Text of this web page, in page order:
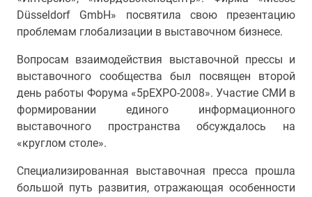
Düsseldorf GmbH» посвятила свою презентацию
проблемам глобализации в выставочном бизнесе.
Вопросам взаимодействия выставочной прессы и
выставочного сообщества был посвящен второй
день работы Форума «5pEXPO-2008». Участие СМИ в
формировании единого информационного
выставочного пространства обсуждалось на
«круглом столе».
Специализированная выставочная пресса прошла
большой путь развития, отражающая особенности